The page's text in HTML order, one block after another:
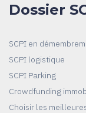
Dossier
SCPI en
SCPI logistique
SCPI Parking
Crowdfunding
Choisir les